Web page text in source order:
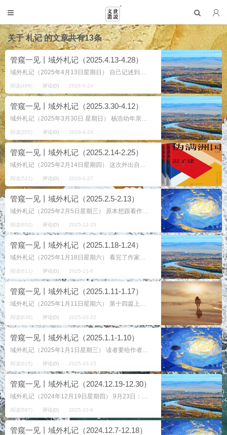
关于札记的文章共有13条
管窥一见丨域外札记（2025.4.13-4.28）
域外札记（2025年4月13日星期日） 自己记述到这里，总在想自己的这些想法是否准确，不借助当下最时髦的“搜索引擎”，搜了一下其他读者对这部作品第一章的看法，下面就是搜到的答案，总感觉有那么点“卖关子”，用通俗的话...
阅读(489) 评论(0) 2026-5-24
管窥一见丨域外札记（2025.3.30-4.12）
域外札记（2025年3月30日 星期日） 杨浩幼年亲历平顶山惨案，目睹全家被日军屠杀，从死人堆中爬出后被杨三爷收养，却长期遭受剥削和虐待（如被迫干苦力、新婚妻子被杨三爷凌辱）。他的经历浓缩了伪满时期底层民众的普遍苦...
阅读(355) 评论(0) 2026-4-24
管窥一见丨域外札记（2025.2.14-2.25）
域外札记（2025年2月14日星期四） 这次外出自己知道以旅游为主，所以我带着一本作家迟子建的很短的一部作品，算作是小长篇或者说是大中篇作品，是由人民文学出版社2013年第1次出版，2024年3月第4次印刷的《晚安...
阅读(521) 评论(0) 2026-1-27
管窥一见丨域外札记（2025.2.5-2.13）
域外札记（2025年2月5日星期三） 原本想跟看作家迟子建的散文集那样一个小章节地去记述，后来发现不太合适，索性一口气看完了，虽然用了两天时间，那是因为阅读在自己的日常生活中（现阶段）还不是主要的事情，跟掌柜的一...
阅读(652) 评论(0) 2025-12-25
管窥一见丨域外札记（2025.1.18-1.24）
域外札记（2025年1月18日星期六） 看完了作家迟子建的散文小说合集《光明于低头的一瞬》，按照阅读计划，进入作家迟子建的另一本散文集《寒夜生花》，这部作品集是由人民文学出版社2013年1月第一版，全国各新华书...
阅读(611) 评论(0) 2025-11-6
管窥一见丨域外札记（2025.1.11-1.17）
域外札记（2025年1月11日星期六） 第十四篇上《鲁镇的黑夜与白天》，作家写在鲁镇参观时的感受，我摘了其中一段，作家写道：任何一个伟大的作家内心深处都具有的浪漫主义情怀。……孔乙己是现实的，但也是浪漫的，只不过那...
阅读(638) 评论(0) 2025-10-22
管窥一见丨域外札记（2025.1.1-1.10）
域外札记（2025年1月1日星期三） 读者要给作者挑毛病太容易了，但是自己还是觉得故意挑毛病有那么点不仁不义，你写不出来，还要给别人挑毛病，说明你内心里有那么点妒贤嫉能之嫌。正是有这样的看法，自己写的读后感大多是以...
阅读(615) 评论(0) 2025-10-15
管窥一见丨域外札记（2024.12.19-12.30）
域外札记（2024年12月19日星期四） 9月23日：灵芝的丈夫许世民是社科院的研究员，因嫖娼被抓了，王主任和刘天园去采访，实际上去帮助做工作，见到灵芝的对象发现她一脸不在乎的样子，他跟王主任说，转告灵芝随时随地可...
阅读(597) 评论(0) 2025-10-8
管窥一见丨域外札记（2024.12.7-12.18）